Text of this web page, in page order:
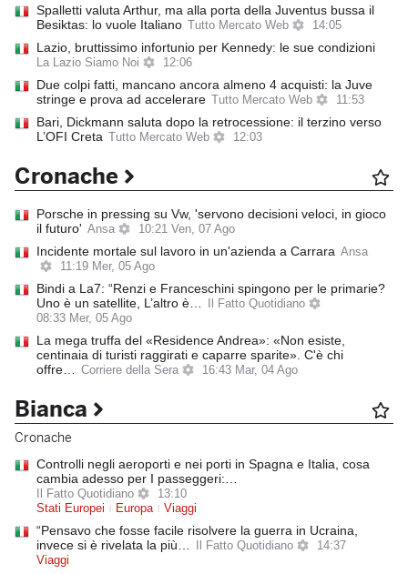
Spalletti valuta Arthur, ma alla porta della Juventus bussa il
Besiktas: lo vuole Italiano
Tutto Mercato Web 14:05
Lazio, bruttissimo infortunio per Kennedy: le sue condizioni
La Lazio Siamo Noi 12:06
Due colpi fatti, mancano ancora almeno 4 acquisti: la Juve
stringe e prova ad accelerare
Tutto Mercato Web 11:53
Bari, Dickmann saluta dopo la retrocessione: il terzino verso
L’OFI Creta
Tutto Mercato Web 12:03
Cronache
Porsche in pressing su Vw, 'servono decisioni veloci, in gioco
il futuro' Ansa 10:21 Ven, 07 Ago
Incidente mortale sul lavoro in un'azienda a Carrara Ansa
11:19 Mer, 05 Ago
Bindi a La7: “Renzi e Franceschini spingono per le primarie?
Uno è un satellite, L’altro è…
Il Fatto Quotidiano
08:33 Mer, 05 Ago
La mega truffa del «Residence Andrea»: «Non esiste,
centinaia di turisti raggirati e caparre sparite». C'è chi
offre…
Corriere della Sera 16:43 Mar, 04 Ago
Bianca
Cronache
Controlli negli aeroporti e nei porti in Spagna e Italia, cosa
cambia adesso per I passeggeri:…
Il Fatto Quotidiano
13:10
Stati Europei
Europa Viaggi
“Pensavo che fosse facile risolvere la guerra in Ucraina,
invece si è rivelata la più…
Il Fatto Quotidiano
14:37
Viaggi